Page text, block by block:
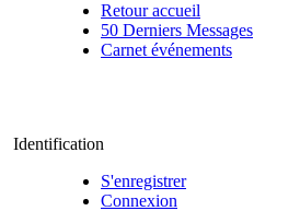
Retour accueil
50 Derniers Messages
Carnet événements
Identification
S'enregistrer
Connexion